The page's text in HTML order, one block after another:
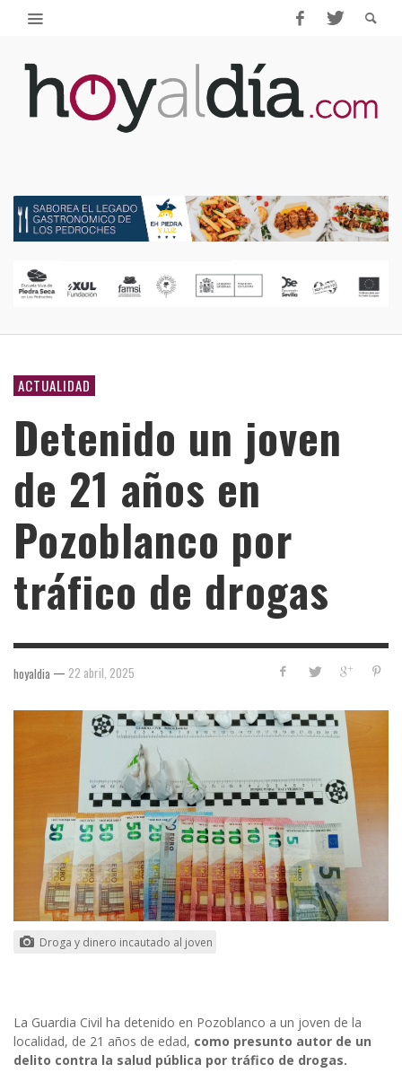
ACTUALIDAD
Detenido un joven
de 21 años en
Pozoblanco por
tráfico de drogas
hoyaldia — 22 abril, 2025
Droga y dinero incautado al joven
La Guardia Civil ha detenido en Pozoblanco a un joven de la
localidad, de 21 años de edad, como presunto autor de un
delito contra la salud pública por tráfico de drogas.